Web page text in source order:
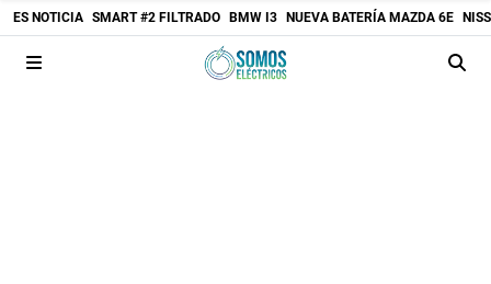
ES NOTICIA SMART #2 FILTRADO BMW I3 NUEVA BATERÍA MAZDA 6E